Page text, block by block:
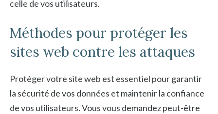
celle de vos utilisateurs.
Méthodes pour protéger les
sites web contre les attaques
Protéger votre site web est essentiel pour garantir
la sécurité de vos données et maintenir la confiance
de vos utilisateurs. Vous vous demandez peut-être